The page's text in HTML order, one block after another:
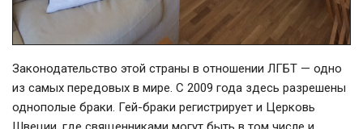
Законодательство этой страны в отношении ЛГБТ — одно
из самых передовых в мире. С 2009 года здесь разрешены
однополые браки. Гей-браки регистрирует и Церковь